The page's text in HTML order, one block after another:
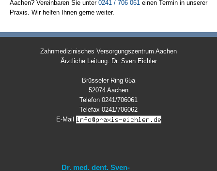
Aachen? Vereinbaren Sie unter 0241 / 706 061 einen Termin in unserer
Praxis. Wir helfen Ihnen gerne weiter.
Zahnmedizinisches Versorgungszentrum Aachen
Ärztliche Leitung: Dr. Sven Eichler
Brüsseler Ring 65a
52074 Aachen
Telefon 0241/706061
Telefax 0241/706062
E-Mail
Dr. med. dent. Sven-